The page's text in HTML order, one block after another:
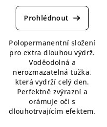
hodnocení
produktu
z
5
hvězdiček.
Polopermanentní složení
pro extra dlouhou výdrž.
Voděodolná a
nerozmazatelná tužka,
která vydrží celý den.
Perfektně zvýrazní a
orámuje oči s
dlouhotrvajícím efektem.